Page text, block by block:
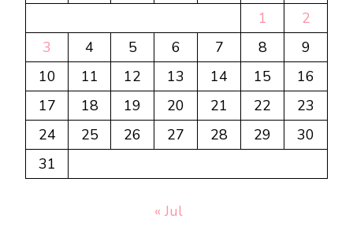
1
2
3
4 5 6 7 8
9
10
11 12 13 14 15
16
17
18 19 20 21 22
23
24
25 26 27 28 29
30
31
« Jul